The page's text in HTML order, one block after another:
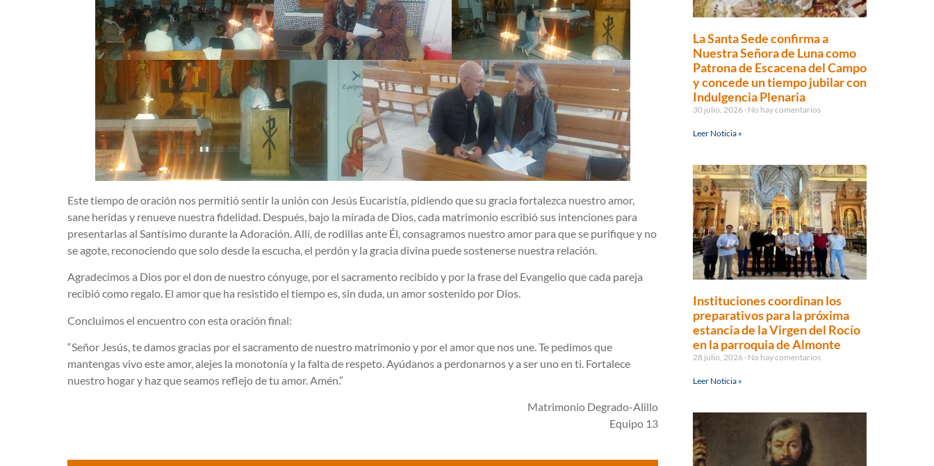
Este tiempo de oración nos permitió sentir la unión con Jesús Eucaristía, pidiendo que su gracia fortalezca nuestro amor,
sane heridas y renueve nuestra fidelidad. Después, bajo la mirada de Dios, cada matrimonio escribió sus intenciones para
presentarlas al Santísimo durante la Adoración. Allí, de rodillas ante Él, consagramos nuestro amor para que se purifique y no
se agote, reconociendo que solo desde la escucha, el perdón y la gracia divina puede sostenerse nuestra relación.
Agradecimos a Dios por el don de nuestro cónyuge, por el sacramento recibido y por la frase del Evangelio que cada pareja
recibió como regalo. El amor que ha resistido el tiempo es, sin duda, un amor sostenido por Dios.
Concluimos el encuentro con esta oración final:
“Señor Jesús, te damos gracias por el sacramento de nuestro matrimonio y por el amor que nos une. Te pedimos que
mantengas vivo este amor, alejes la monotonía y la falta de respeto. Ayúdanos a perdonarnos y a ser uno en ti. Fortalece
nuestro hogar y haz que seamos reflejo de tu amor. Amén.”
Matrimonio Degrado-Alillo
Equipo 13
La Santa Sede confirma a
Nuestra Señora de Luna como
Patrona de Escacena del Campo
y concede un tiempo jubilar con
Indulgencia Plenaria
30 julio, 2026 No hay comentarios
Leer Noticia »
Instituciones coordinan los
preparativos para la próxima
estancia de la Virgen del Rocío
en la parroquia de Almonte
28 julio, 2026 No hay comentarios
Leer Noticia »